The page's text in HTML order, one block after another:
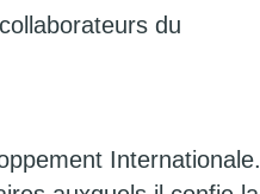
du
Internationale.